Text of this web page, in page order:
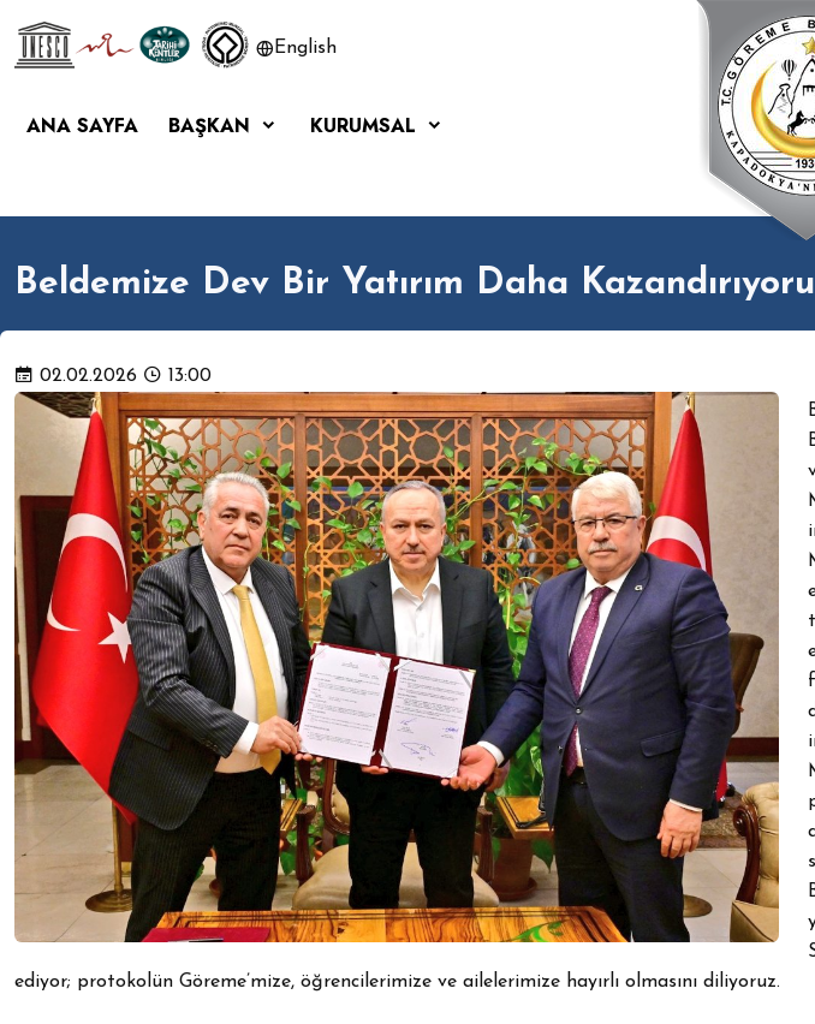
English
ANA SAYFA BAŞKAN KURUMSAL
Beldemize Dev Bir Yatırım Daha
02.02.2026
13:00
ediyor; protokolün Göreme’mize, öğrencilerimize ve ailelerimize hayırlı olmasını diliyoruz.